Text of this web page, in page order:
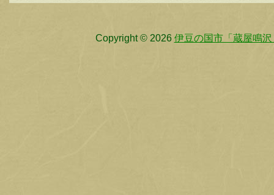
Copyright © 2026 伊豆の国市「蔵屋鳴